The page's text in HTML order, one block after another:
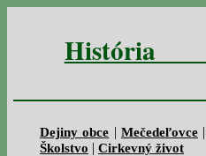
Dejiny obce | Mečedeľovce|
Školstvo | Cirkevný život